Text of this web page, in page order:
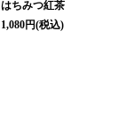
はちみつ紅茶
1,080円(税込)